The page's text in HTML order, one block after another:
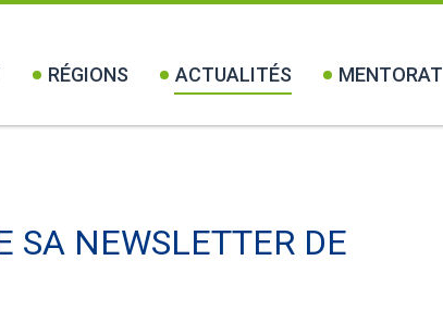
RÉGIONS ACTUALITÉS MENTORAT
SA NEWSLETTER DE